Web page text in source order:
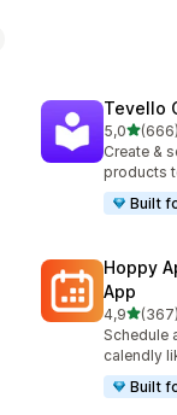
Tevello
5,0av 5(666)
Totalt
Create &
products
Built
Hoppy
App
4,9av 5(367)
Totalt 367
Schedule
calendly
Built